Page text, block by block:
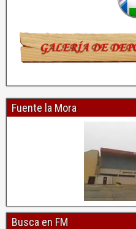
Fuente la Mora
Busca en FM